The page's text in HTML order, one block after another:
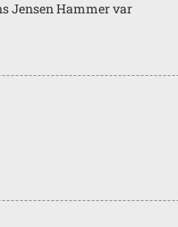
Jensen Hammer var